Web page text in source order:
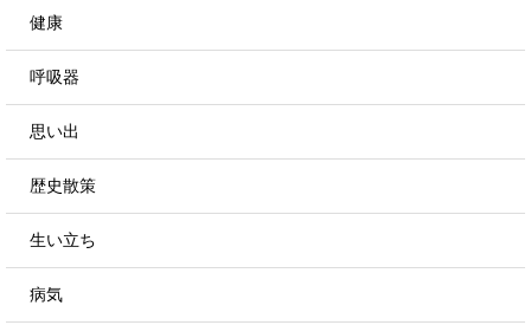
健康
呼吸器
思い出
歴史散策
生い立ち
病気